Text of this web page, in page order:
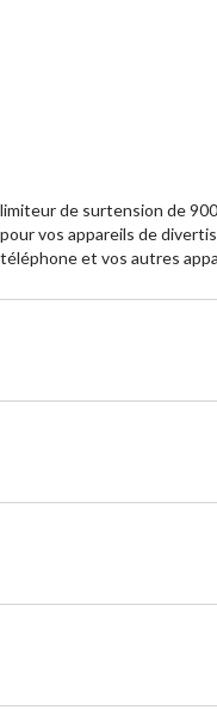
de surtension de
vos appareils de
et vos autres